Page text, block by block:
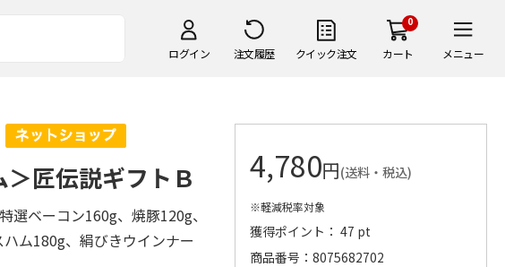
ログイン 注文履歴 クイック注文
0
カート メニュー
匠伝説ギフトＢ
ベーコン160g、焼豚120g、
ム180g、絹びきウインナー
4,780円(送料・税込)
※軽減税率対象
獲得ポイント： 47 pt
商品番号
8075682702